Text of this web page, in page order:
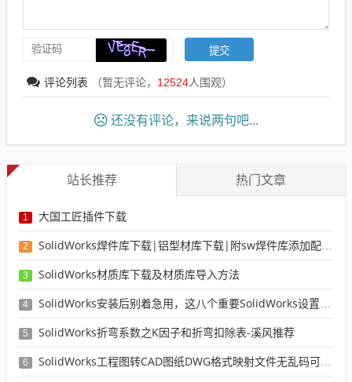
评论列表 （暂无评论， 12524人围观）
还没有评论，来说两句吧...
站长推荐 热门文章
1 大国工匠插件下载
2 SolidWorks焊件库下载|铝型材库下载|附sw焊件库添加配置使用教程
3 SolidWorks材质库下载及材质库导入方法
4 SolidWorks安装后别着急用，这八个重要SolidWorks设置可以提高你的画图效率
5 SolidWorks折弯系数之K因子和折弯扣除表-溪风推荐
6 SolidWorks工程图转CAD图纸DWG格式映射文件无乱码可分层-溪风亲测推荐